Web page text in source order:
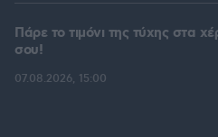
Πάρε το τιμόνι της τύχης στα
σου!
07.08.2026, 15:00